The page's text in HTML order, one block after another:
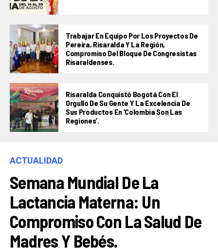
Trabajar En Equipo Por Los Proyectos De
Pereira, Risaralda Y La Región,
Compromiso Del Bloque De Congresistas
Risaraldenses.
Risaralda Conquistó Bogotá Con El
Orgullo De Su Gente Y La Excelencia De
Sus Productos En ‘Colombia Son Las
Regiones’.
ACTUALIDAD
Semana Mundial De La
Lactancia Materna: Un
Compromiso Con La Salud De
Madres Y Bebés.